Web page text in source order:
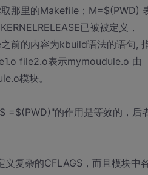
那里的Makefile；M=$(PWD)
已被被定义，
前的内容为kbuild语法的语句,
file2.o表示mymoudule.o 由
模块。
=$(PWD)"的作用是等效的，后
复杂的CFLAGS，而且模块中